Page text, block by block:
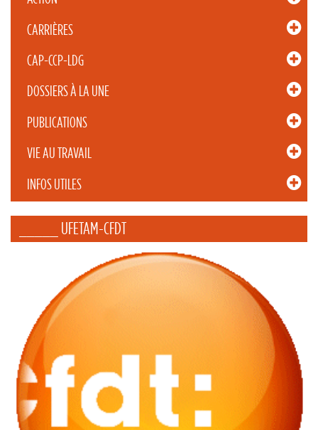
CARRIÈRES
CAP-CCP-LDG
DOSSIERS À LA UNE
PUBLICATIONS
VIE AU TRAVAIL
INFOS UTILES
_____ UFETAM-CFDT